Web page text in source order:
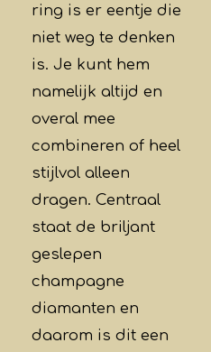
ring is er eentje die
niet weg te denken
is. Je kunt hem
namelijk altijd en
overal mee
combineren of heel
stijlvol alleen
dragen. Centraal
staat de briljant
geslepen
champagne
diamanten en
daarom is dit een